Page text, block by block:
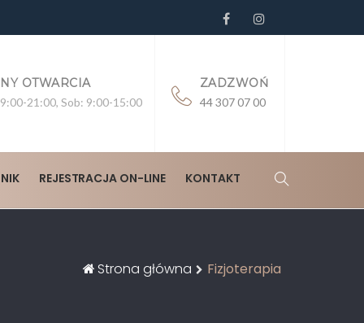
OTWARCIA
21:00, Sob: 9:00-15:00
ZADZWOŃ
44 307 07 00
REJESTRACJA ON-LINE KONTAKT
Strona główna Fizjoterapia